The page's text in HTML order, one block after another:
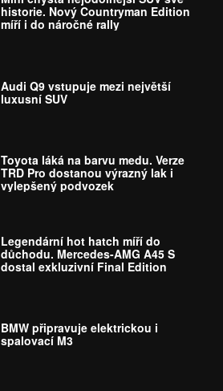
historie. Nový Countryman Edition
míří i do náročné rally
Audi Q9 vstupuje mezi největší
luxusní SUV
Toyota láká na barvu medu. Verze
TRD Pro dostanou výrazný lak i
vylepšený podvozek
Legendární hot hatch míří do
důchodu. Mercedes-AMG A45 S
dostal exkluzivní Final Edition
BMW připravuje elektrickou i
spalovací M3